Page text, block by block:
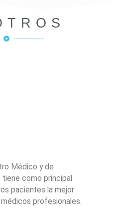
Médico y de
tiene como principal
pacientes la mejor
profesionales.